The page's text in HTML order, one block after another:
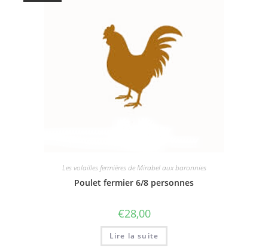
Les volailles fermières de Mirabel aux baronnies
Poulet fermier 6/8 personnes
€28,00
Lire la suite